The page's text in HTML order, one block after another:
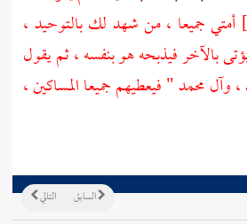
أمتي جميعا ، من شهد لك بالتوحيد ،
بالآخر فيذبحه هو بنفسه ، ثم يقول
، وآلمحمد" فيعطيهم جميعا المساكين ،
التالي السابق